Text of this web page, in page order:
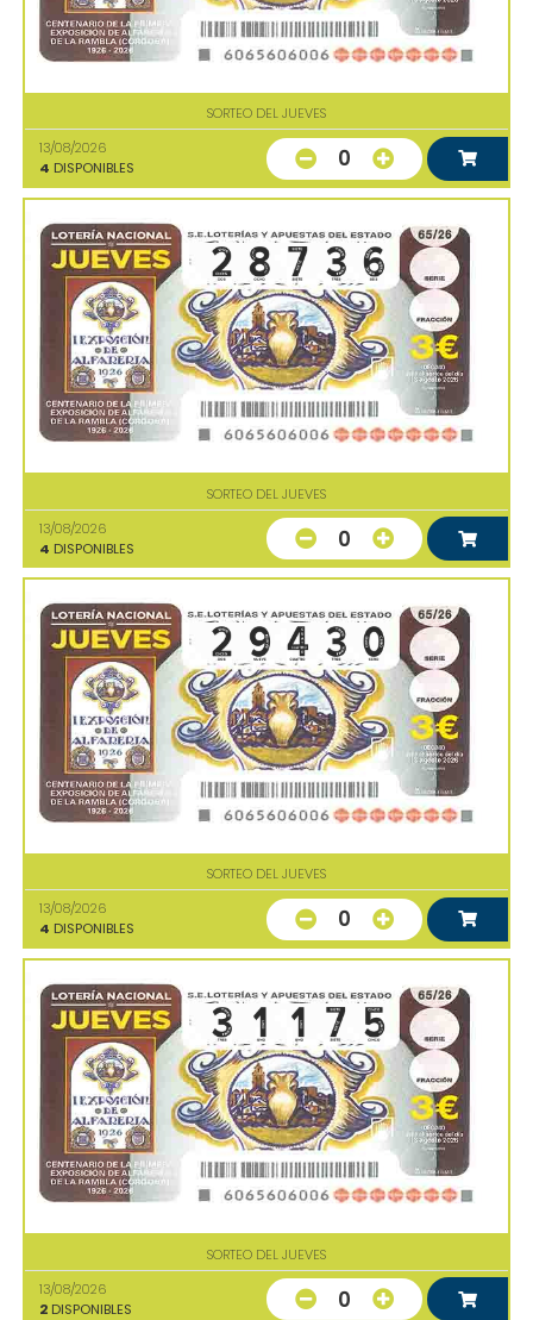
SORTEO DEL JUEVES
13/08/2026
4 DISPONIBLES 0
SORTEO DEL JUEVES
13/08/2026
4 DISPONIBLES 0
SORTEO DEL JUEVES
13/08/2026
4 DISPONIBLES 0
SORTEO DEL JUEVES
13/08/2026
2 DISPONIBLES 0